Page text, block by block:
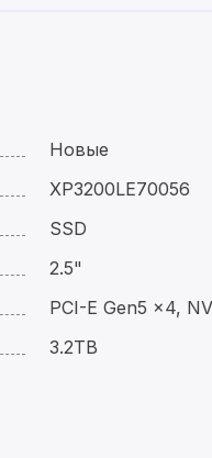
Новые
XP3200LE70056
SSD
2.5"
PCI-E Gen5 x4,
3.2TB